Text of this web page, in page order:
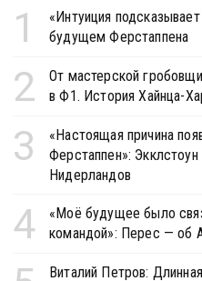
1
«Интуиция
будущем Ферстаппена
2
От мастерской
в Ф1. История Хайнца-
3
«Настоящая причина
Ферстаппен»:
Нидерландов
4
«Моё будущее было
командой»: Перес — об
Виталий Петров: